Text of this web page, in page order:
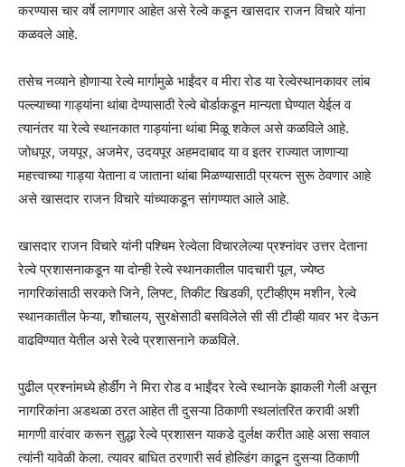
करण्यास चार वर्षे लागणार आहेत असे रेल्वे कडून खासदार राजन विचारे यांना
कळवले आहे.
तसेच नव्याने होणाऱ्या रेल्वे मार्गामुळे भाईंदर व मीरा रोड या रेल्वेस्थानकावर लांब
पल्ल्याच्या गाड्यांना थांबा देण्यासाठी रेल्वे बोर्डाकडून मान्यता घेण्यात येईल व
त्यानंतर या रेल्वे स्थानकात गाड्यांना थांबा मिळू शकेल असे कळविले आहे.
जोधपूर, जयपूर, अजमेर, उदयपूर अहमदाबाद या व इतर राज्यात जाणाऱ्या
महत्त्वाच्या गाड्या येताना व जाताना थांबा मिळण्यासाठी प्रयत्न सुरू ठेवणार आहे
असे खासदार राजन विचारे यांच्याकडून सांगण्यात आले आहे.
खासदार राजन विचारे यांनी पश्चिम रेल्वेला विचारलेल्या प्रश्नांवर उत्तर देताना
रेल्वे प्रशासनाकडून या दोन्ही रेल्वे स्थानकातील पादचारी पूल, ज्येष्ठ
नागरिकांसाठी सरकते जिने, लिफ्ट, तिकीट खिडकी, एटीव्हीएम मशीन, रेल्वे
स्थानकातील फेऱ्या, शौचालय, सुरक्षेसाठी बसविलेले सी सी टीव्ही यावर भर देऊन
वाढविण्यात येतील असे रेल्वे प्रशासनाने कळविले.
पुढील प्रश्नांमध्ये होर्डींग ने मिरा रोड व भाईंदर रेल्वे स्थानके झाकली गेली असून
नागरिकांना अडथळा ठरत आहेत ती दुसऱ्या ठिकाणी स्थलांतरित करावी अशी
मागणी वारंवार करून सुद्धा रेल्वे प्रशासन याकडे दुर्लक्ष करीत आहे असा सवाल
त्यांनी यावेळी केला. त्यावर बाधित ठरणारी सर्व होल्डिंग काढून दुसऱ्या ठिकाणी